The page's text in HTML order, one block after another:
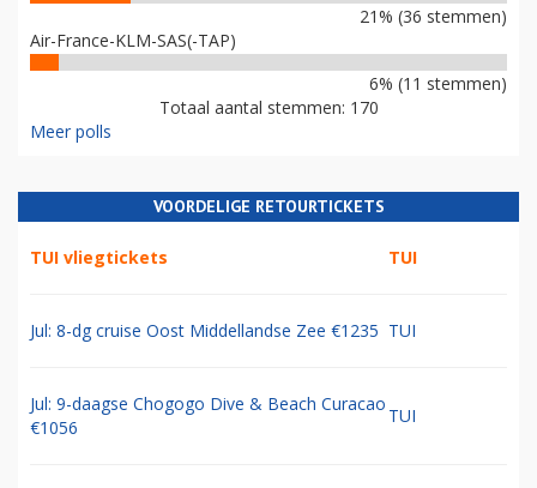
21% (36 stemmen)
Air-France-KLM-SAS(-TAP)
6% (11 stemmen)
Totaal aantal stemmen: 170
Meer polls
VOORDELIGE RETOURTICKETS
TUI vliegtickets TUI
Jul: 8-dg cruise Oost Middellandse Zee €1235 TUI
Jul: 9-daagse Chogogo Dive & Beach Curacao
€1056
TUI